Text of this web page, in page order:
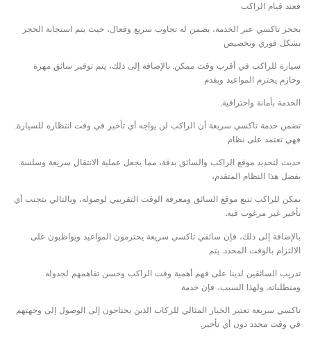
فعند قيام الراكب
بحجز تاكسي عبر الخدمة، يضمن له تجاوب سريع وفعال، حيث يتم استجابة الحجز
بشكل فوري وتخصيص
سيارة للراكب في أقرب وقت ممكن. بالإضافة إلى ذلك، يتم توفير سائق مهرة
وحازم يحترم المواعيد ويقدم
الخدمة بأمانة واحترافية.
تضمن خدمة تاكسي سريعة أن الراكب لن يواجه أي تأخير في وقت انتظاره للسيارة.
فهي تعتمد على نظام
حديث لتحديد موقع الراكب والسائق بدقة، مما يجعل عملية الانتقال سريعة وسلسة.
بفضل هذا النظام المتقدم،
يمكن للراكب تتبع موقع السائق ومعرفة الوقت التقريبي لوصوله، وبالتالي يتجنب أي
تأخير غير مرغوب فيه.
بالإضافة إلى ذلك، فإن سائقي تاكسي سريعة يحترمون المواعيد ويواظبون على
الالتزام بالوقت المحدد. يتم
تدريب السائقين لدينا على فهم أهمية وقت الراكب وحسن تفاهمهم لجدوله
ومتطلباته. ولهذا السبب، فإن خدمة
تاكسي سريعة تعتبر الخيار المثالي للركاب الذين يحتاجون إلى الوصول إلى وجهتهم
في وقت محدد دون أي تأخير.